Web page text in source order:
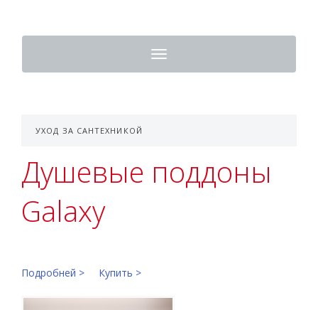
Toggle
navigation
УХОД ЗА САНТЕХНИКОЙ
Душевые поддоны
Galaxy
Подробней > Купить >